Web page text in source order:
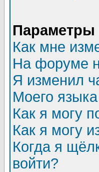
Параметры
Как мне
На форуме
Я изменил
Моего
Как я могу
Как я могу
Когда я
войти?